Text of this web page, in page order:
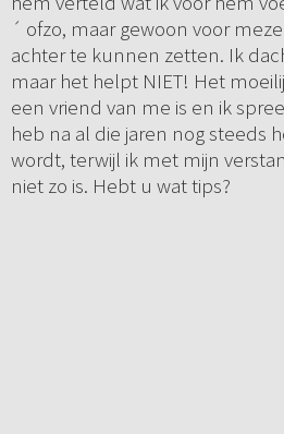
´ ofzo, maar gewoon voor
achter te kunnen zetten. Ik
maar het helpt NIET! Het
een vriend van me is en ik
heb na al die jaren nog steeds
wordt, terwijl ik met mijn
niet zo is. Hebt u wat tips?